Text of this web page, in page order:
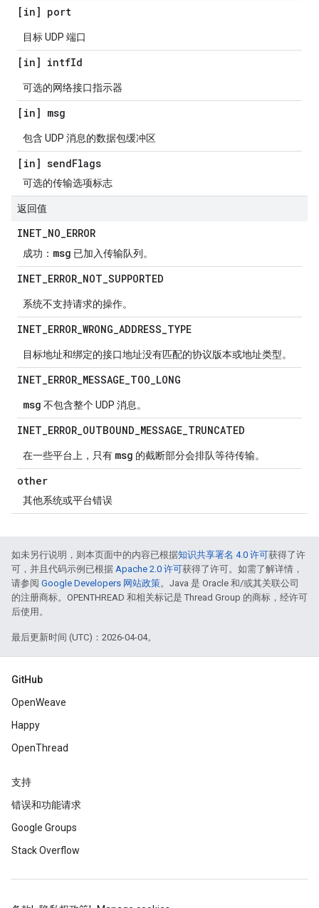
[in] port
目标 UDP 端口
[in] intfId
可选的网络接口指示器
[in] msg
包含 UDP 消息的数据包缓冲区
[in] sendFlags
可选的传输选项标志
返回值
INET_NO_ERROR
成功： msg 已加入传输队列。
INET_ERROR_NOT_SUPPORTED
系统不支持请求的操作。
INET_ERROR_WRONG_ADDRESS_TYPE
目标地址和绑定的接口地址没有匹配的协议版本或地址类型。
INET_ERROR_MESSAGE_TOO_LONG
msg 不包含整个 UDP 消息。
INET_ERROR_OUTBOUND_MESSAGE_TRUNCATED
在一些平台上，只有 msg 的截断部分会排队等待传输。
other
其他系统或平台错误
如未另行说明，则本页面中的内容已根据知识共享署名 4.0 许可获得了许
可，并且代码示例已根据 Apache 2.0 许可获得了许可。如需了解详情，
请参阅 Google Developers 网站政策。Java 是 Oracle 和/或其关联公司
的注册商标。OPENTHREAD 和相关标记是 Thread Group 的商标，经许可
后使用。
最后更新时间 (UTC)：2026-04-04。
GitHub
OpenWeave
Happy
OpenThread
支持
错误和功能请求
Google Groups
Stack Overflow